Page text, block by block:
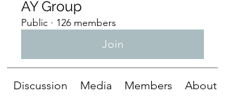
AY Group
Public · 126 members
Join
Discussion Media Members About